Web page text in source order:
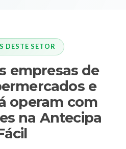
DESTE SETOR
empresas de
e
operam com
na Antecipa